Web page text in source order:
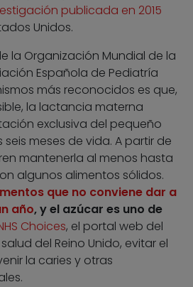
publicada en 2015
Unidos.
la Organización Mundial de la
Española de Pediatría
más reconocidos es que,
la lactancia materna
exclusiva del pequeño
meses de vida. A partir de
mantenerla al menos hasta
algunos alimentos sólidos.
que no conviene dar a
año, y el azúcar es uno de
Choices, el portal web del
del Reino Unido, evitar el
la caries y otras